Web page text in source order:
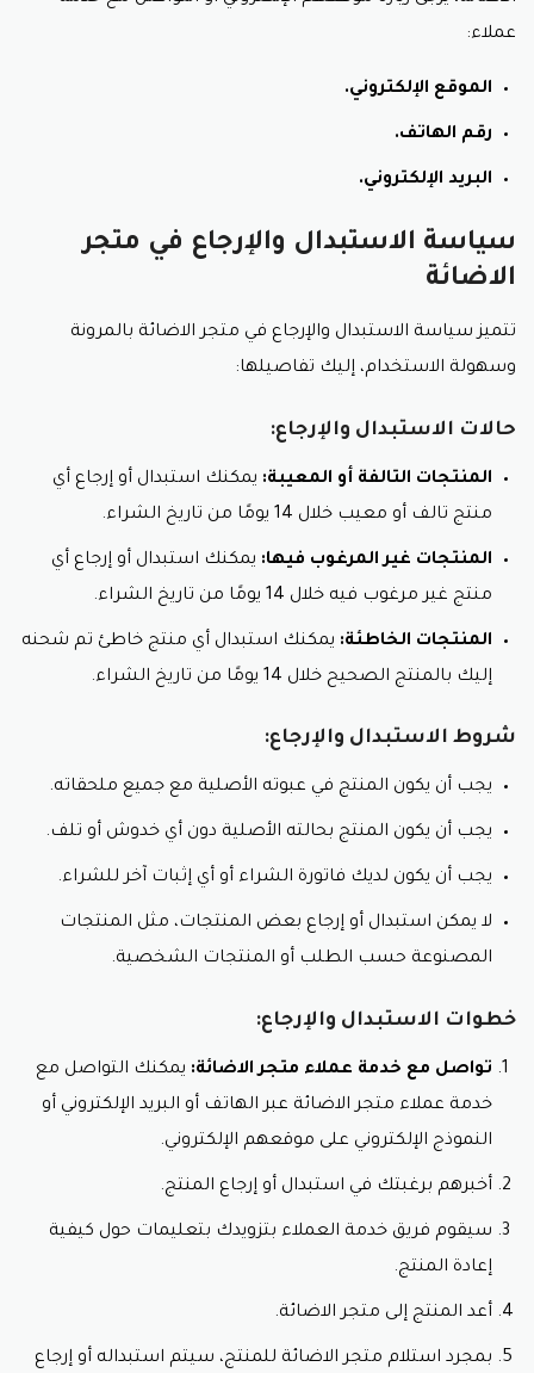
عملاء:
الموقع الإلكتروني.
رقم الهاتف.
البريد الإلكتروني.
سياسة الاستبدال والإرجاع في متجر
الاضائة
تتميز سياسة الاستبدال والإرجاع في متجر الاضائة بالمرونة
وسهولة الاستخدام، إليك تفاصيلها:
حالات الاستبدال والإرجاع:
المنتجات التالفة أو المعيبة: يمكنك استبدال أو إرجاع أي
منتج تالف أو معيب خلال 14 يومًا من تاريخ الشراء.
المنتجات غير المرغوب فيها: يمكنك استبدال أو إرجاع أي
منتج غير مرغوب فيه خلال 14 يومًا من تاريخ الشراء.
المنتجات الخاطئة: يمكنك استبدال أي منتج خاطئ تم شحنه
إليك بالمنتج الصحيح خلال 14 يومًا من تاريخ الشراء.
شروط الاستبدال والإرجاع:
يجب أن يكون المنتج في عبوته الأصلية مع جميع ملحقاته.
يجب أن يكون المنتج بحالته الأصلية دون أي خدوش أو تلف.
يجب أن يكون لديك فاتورة الشراء أو أي إثبات آخر للشراء.
لا يمكن استبدال أو إرجاع بعض المنتجات، مثل المنتجات
المصنوعة حسب الطلب أو المنتجات الشخصية.
خطوات الاستبدال والإرجاع:
تواصل مع خدمة عملاء متجر الاضائة: يمكنك التواصل مع
خدمة عملاء متجر الاضائة عبر الهاتف أو البريد الإلكتروني أو
النموذج الإلكتروني على موقعهم الإلكتروني.
أخبرهم برغبتك في استبدال أو إرجاع المنتج.
سيقوم فريق خدمة العملاء بتزويدك بتعليمات حول كيفية
إعادة المنتج.
أعد المنتج إلى متجر الاضائة.
بمجرد استلام متجر الاضائة للمنتج، سيتم استبداله أو إرجاع